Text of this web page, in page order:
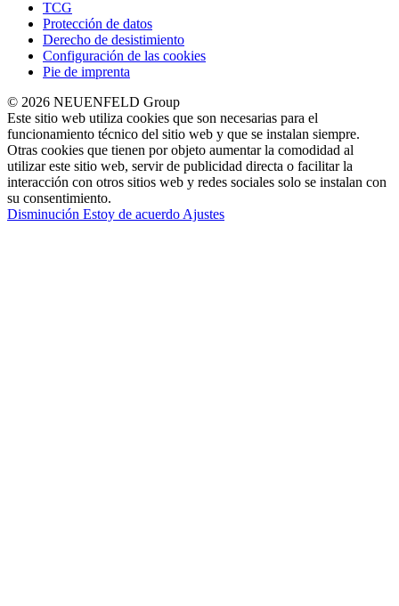
TCG
Protección de datos
Derecho de desistimiento
Configuración de las cookies
Pie de imprenta
© 2026 NEUENFELD Group
Este sitio web utiliza cookies que son necesarias para el
funcionamiento técnico del sitio web y que se instalan siempre.
Otras cookies que tienen por objeto aumentar la comodidad al
utilizar este sitio web, servir de publicidad directa o facilitar la
interacción con otros sitios web y redes sociales solo se instalan con
su consentimiento.
Disminución Estoy de acuerdo Ajustes